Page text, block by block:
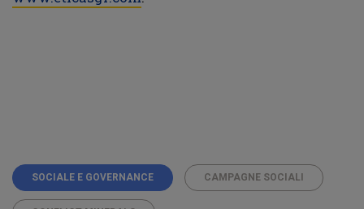
SOCIALE E GOVERNANCE CAMPAGNE SOCIALI